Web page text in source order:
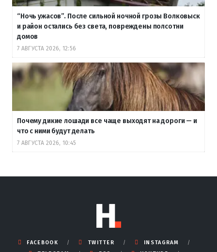
“Ночь ужасов”. После сильной ночной грозы Волковыск
и район остались без света, повреждены полсотни
домов
7 АВГУСТА 2026, 12:56
Почему дикие лошади все чаще выходят на дороги — и
что с ними будут делать
7 АВГУСТА 2026, 10:45
FACEBOOK TWITTER
INSTAGRAM